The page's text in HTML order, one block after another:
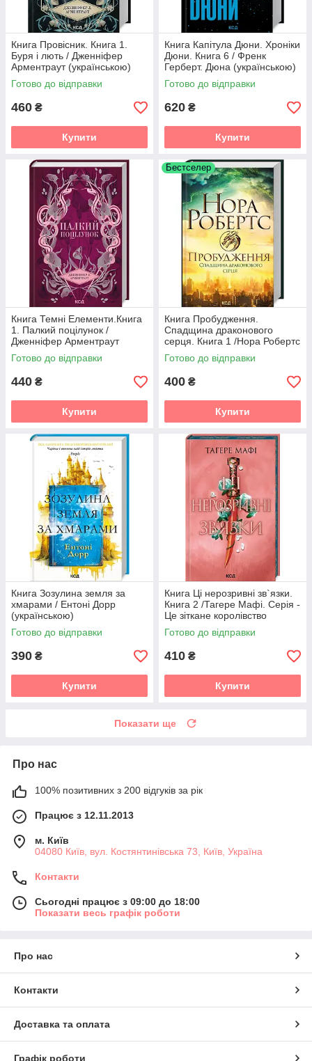
Книга Провісник. Книга 1.
Буря і лють / Дженніфер
Арментраут (українською)
Готово до відправки
460 ₴
Купити
Книга Капітула Дюни. Хроніки
Дюни. Книга 6 / Френк
Герберт. Дюна (українською)
Готово до відправки
620 ₴
Купити
Книга Темні Елементи.Книга
1. Палкий поцілунок /
Дженніфер Арментраут
(українською)
Готово до відправки
440 ₴
Купити
Бестселер
Книга Пробудження.
Спадщина драконового
серця. Книга 1 /Нора Робертс
Готово до відправки
400 ₴
Купити
Книга Зозулина земля за
хмарами / Ентоні Дорр
(українською)
Готово до відправки
390 ₴
Купити
Книга Ці нерозривні зв`язки.
Книга 2 /Тагере Мафі. Серія -
Це зіткане королівство
Готово до відправки
410 ₴
Купити
Показати ще
Про нас
100% позитивних з 200 відгуків за рік
Працює з 12.11.2013
м. Київ
04080 Київ, вул. Костянтинівська 73, Київ, Україна
Контакти
Сьогодні працює з 09:00 до 18:00
Показати весь графік роботи
Про нас
Контакти
Доставка та оплата
Графік роботи